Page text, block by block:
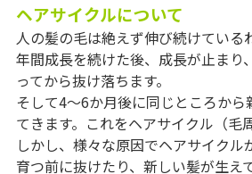
ヘアサイクルについて
人の髪の毛は絶えず伸び続けている
年間成長を続けた後、成長が止まり
ってから抜け落ちます。
そして4～6か月後に同じところか
てきます。これをヘアサイクル（毛
しかし、様々な原因でヘアサイクル
育つ前に抜けたり、新しい髪が生え